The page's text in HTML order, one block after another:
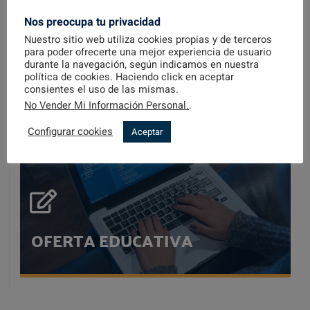
EL CENTRO CEPER TRIANA...
OFERTA EDUCATIVA
Nos preocupa tu privacidad
Nuestro sitio web utiliza cookies propias y de terceros
para poder ofrecerte una mejor experiencia de usuario
durante la navegación, según indicamos en nuestra
política de cookies. Haciendo click en aceptar
consientes el uso de las mismas.
No Vender Mi Información Personal..
Configurar cookies
Aceptar